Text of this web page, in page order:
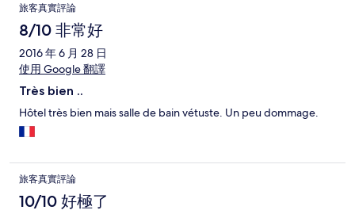
旅客真實評論
8/10 非常好
2016 年 6 月 28 日
使用 Google 翻譯
Très bien ..
Hôtel très bien mais salle de bain vétuste. Un peu dommage.
旅客真實評論
10/10 好極了